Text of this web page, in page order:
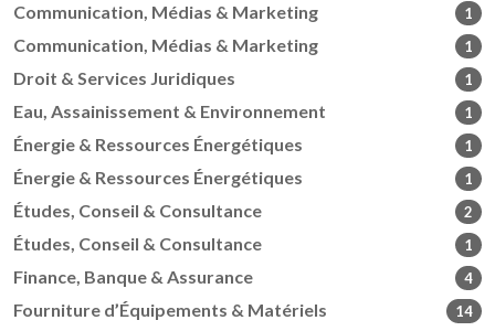
Communication, Médias & Marketing 1
Communication, Médias & Marketing 1
Droit & Services Juridiques 1
Eau, Assainissement & Environnement 1
Énergie & Ressources Énergétiques 1
Énergie & Ressources Énergétiques 1
Études, Conseil & Consultance 2
Études, Conseil & Consultance 1
Finance, Banque & Assurance 4
Fourniture d’Équipements & Matériels 14